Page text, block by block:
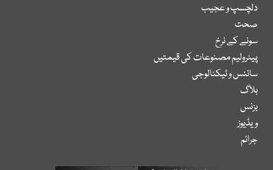
دلچسپ و عجیب
صحت
سونے کے نرخ
پیٹرولیم مصنوعات کی قیمتیں
سائنس و ٹیکنالوجی
بلاگ
بزنس
ویڈیوز
جرائم